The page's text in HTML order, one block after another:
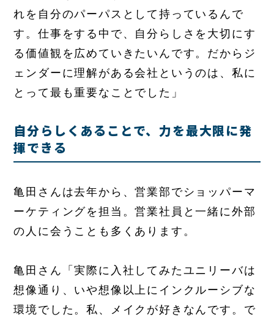
れを自分のパーパスとして持っているんで
す。仕事をする中で、自分らしさを大切にす
る価値観を広めていきたいんです。だからジ
ェンダーに理解がある会社というのは、私に
とって最も重要なことでした」
自分らしくあることで、力を最大限に発
揮できる
亀田さんは去年から、営業部でショッパーマ
ーケティングを担当。営業社員と一緒に外部
の人に会うことも多くあります。
亀田さん「実際に入社してみたユニリーバは
想像通り、いや想像以上にインクルーシブな
環境でした。私、メイクが好きなんです。で